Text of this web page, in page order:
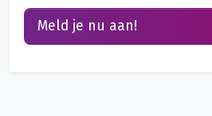
Meld je nu aan!